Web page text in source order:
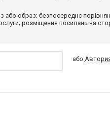
або образ; безпосереднє
розміщення посилань на
або